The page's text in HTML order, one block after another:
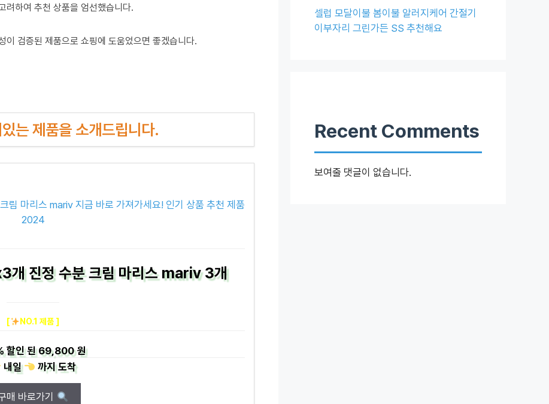
려하여 추천 상품을 엄선했습니다.
검증된 제품으로 쇼핑에 도움었으면 좋겠습니다.
는 제품을 소개드립니다.
개 진정 수분 크림 마리스 mariv 3개
[ NO.1 제품 ]
할인 된69,800 원
내일
까지도착
매 바로가기
셀럽 모달이불 봄이불 알러지케어 간절기
이부자리 그린가든 SS 추천해요
Recent Comments
보여줄 댓글이 없습니다.